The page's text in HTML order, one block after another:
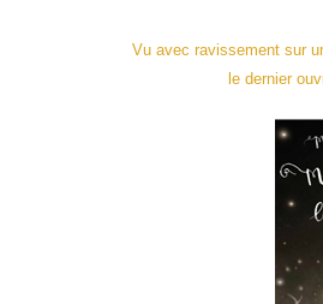
Vu avec ravissement sur
le dernier